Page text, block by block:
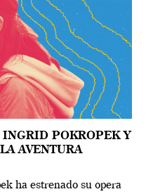
INGRID POKROPEK Y
AVENTURA
ha estrenado su opera